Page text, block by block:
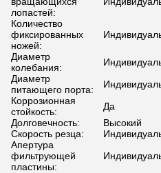
лопастей:
Количество
фиксированных
ножей:
Диаметр
колебания:
Диаметр
питающего порта:
Коррозионная
стойкость:
Да
Долговечность:
Высокий
Скорость резца:
Апертура
фильтрующей
пластины: